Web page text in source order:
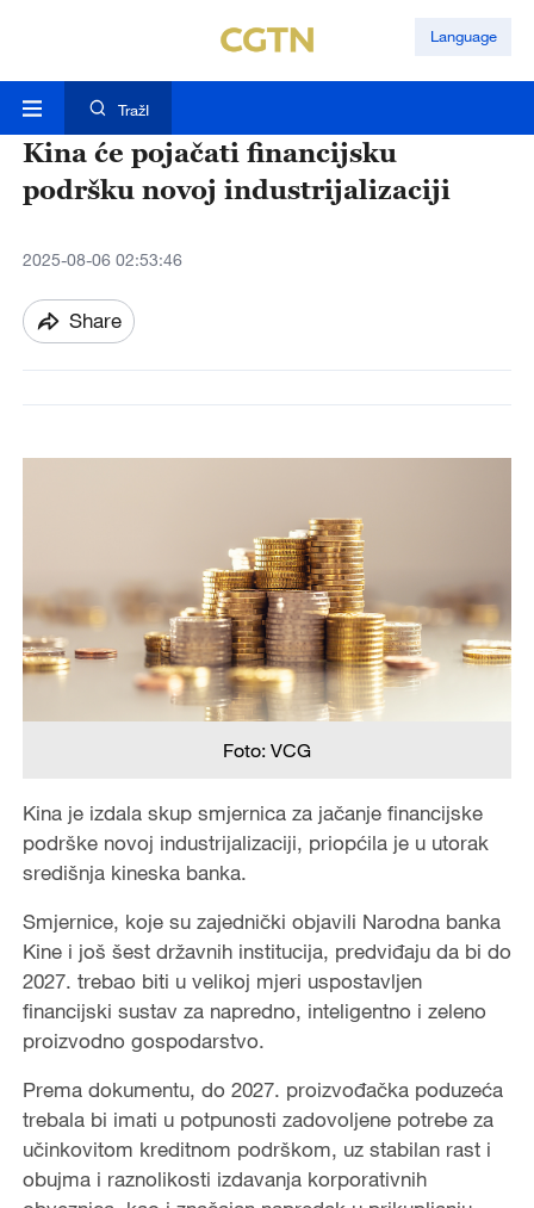
Language
TražI
Kina će pojačati financijsku
podršku novoj industrijalizaciji
2025-08-06 02:53:46
Share
Foto: VCG
Kina je izdala skup smjernica za jačanje financijske
podrške novoj industrijalizaciji, priopćila je u utorak
središnja kineska banka.
Smjernice, koje su zajednički objavili Narodna banka
Kine i još šest državnih institucija, predviđaju da bi do
2027. trebao biti u velikoj mjeri uspostavljen
financijski sustav za napredno, inteligentno i zeleno
proizvodno gospodarstvo.
Prema dokumentu, do 2027. proizvođačka poduzeća
trebala bi imati u potpunosti zadovoljene potrebe za
učinkovitom kreditnom podrškom, uz stabilan rast i
obujma i raznolikosti izdavanja korporativnih